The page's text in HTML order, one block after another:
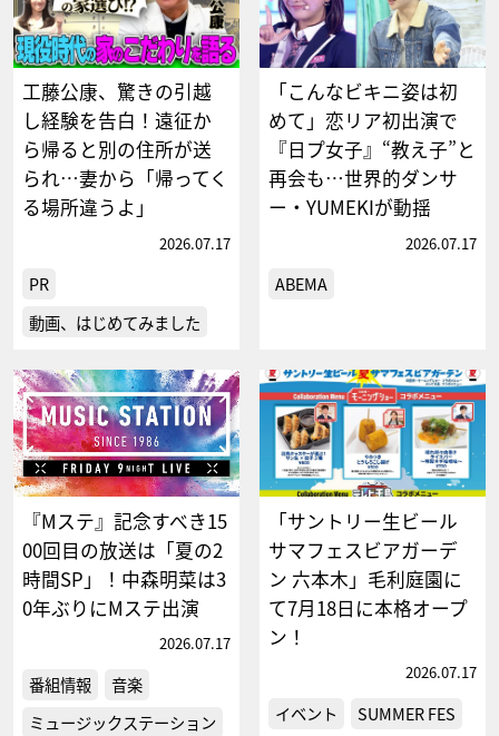
工藤公康、驚きの引越
し経験を告白！遠征か
ら帰ると別の住所が送
られ…妻から「帰ってく
る場所違うよ」
2026.07.17
PR
動画、はじめてみました
「こんなビキニ姿は初
めて」恋リア初出演で
『日プ女子』“教え子”と
再会も…世界的ダンサ
ー・YUMEKIが動揺
2026.07.17
ABEMA
『Mステ』記念すべき15
00回目の放送は「夏の2
時間SP」！中森明菜は3
0年ぶりにMステ出演
2026.07.17
番組情報
音楽
ミュージックステーション
「サントリー生ビール
サマフェスビアガーデ
ン 六本木」毛利庭園に
て7月18日に本格オープ
ン！
2026.07.17
イベント SUMMER FES